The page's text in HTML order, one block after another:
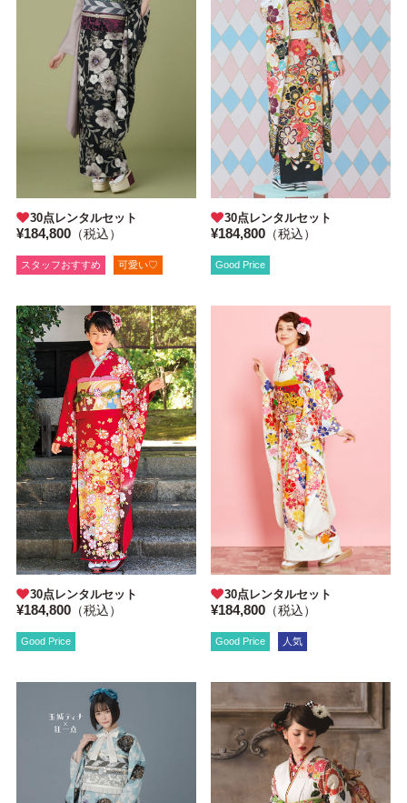
30点レンタルセット
¥184,800（税込）
スタッフおすすめ 可愛い♡
30点レンタルセット
¥184,800 （税込）
Good Price
30点レンタルセット
¥184,800（税込）
Good Price
30点レンタルセット
¥184,800 （税込）
Good Price 人気